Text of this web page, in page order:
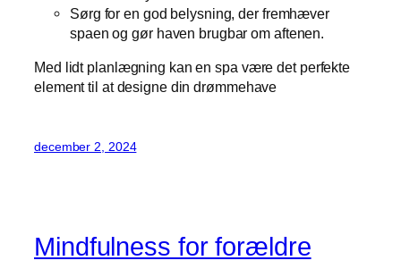
Sørg for en god belysning, der fremhæver
spaen og gør haven brugbar om aftenen.
Med lidt planlægning kan en spa være det perfekte
element til at designe din drømmehave
december 2, 2024
Mindfulness for forældre